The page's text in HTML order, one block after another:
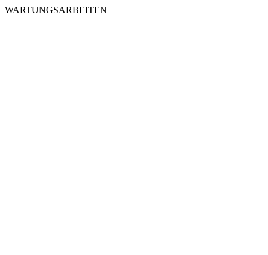
WARTUNGSARBEITEN